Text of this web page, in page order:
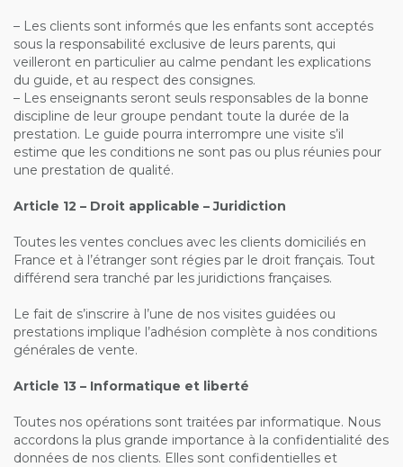
– Les clients sont informés que les enfants sont acceptés
sous la responsabilité exclusive de leurs parents, qui
veilleront en particulier au calme pendant les explications
du guide, et au respect des consignes.
– Les enseignants seront seuls responsables de la bonne
discipline de leur groupe pendant toute la durée de la
prestation. Le guide pourra interrompre une visite s’il
estime que les conditions ne sont pas ou plus réunies pour
une prestation de qualité.
Article 12 – Droit applicable – Juridiction
Toutes les ventes conclues avec les clients domiciliés en
France et à l’étranger sont régies par le droit français. Tout
différend sera tranché par les juridictions françaises.
Le fait de s’inscrire à l’une de nos visites guidées ou
prestations implique l’adhésion complète à nos conditions
générales de vente.
Article 13 – Informatique et liberté
Toutes nos opérations sont traitées par informatique. Nous
accordons la plus grande importance à la confidentialité des
données de nos clients. Elles sont confidentielles et